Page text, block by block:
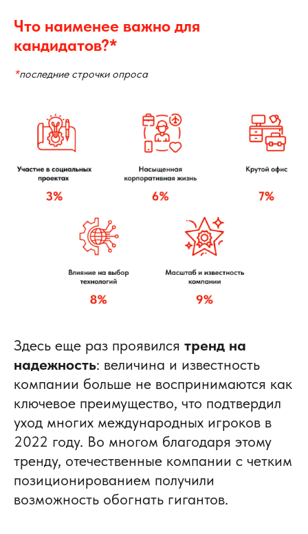
Что наименее важно для
кандидатов?*
*последние строчки опроса
Здесь еще раз проявился тренд на
надежность: величина и известность
компании больше не воспринимаются как
ключевое преимущество, что подтвердил
уход многих международных игроков в
2022 году. Во многом благодаря этому
тренду, отечественные компании с четким
позиционированием получили
возможность обогнать гигантов.